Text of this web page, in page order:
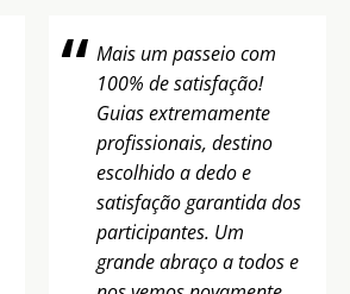
Mais um passeio com
100% de satisfação!
Guias extremamente
profissionais, destino
escolhido a dedo e
satisfação garantida dos
participantes. Um
grande abraço a todos e